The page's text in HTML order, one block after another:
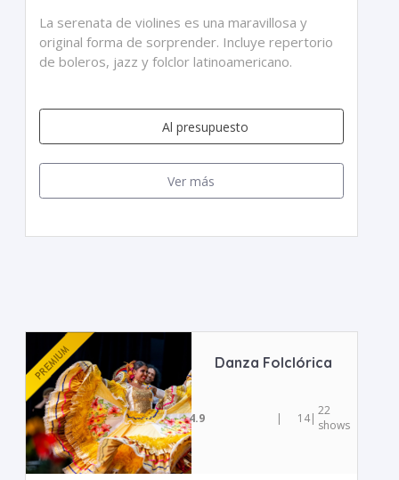
La serenata de violines es una maravillosa y
original forma de sorprender. Incluye repertorio
de boleros, jazz y folclor latinoamericano.
Al presupuesto
Ver más
Danza Folclórica
4.9 | 14| 22
shows